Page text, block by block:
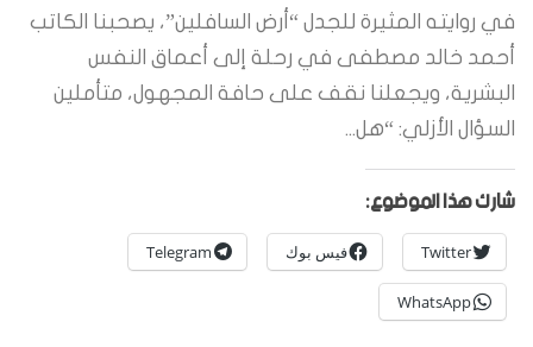
في روايته المثيرة للجدل “أرض السافلين”، يصحبنا الكاتب
أحمد خالد مصطفى في رحلة إلى أعماق النفس
البشرية، ويجعلنا نقف على حافة المجهول، متأملين
السؤال الأزلي: “هل...
شارك هذا الموضوع:
Twitter فيس بوك Telegram
WhatsApp